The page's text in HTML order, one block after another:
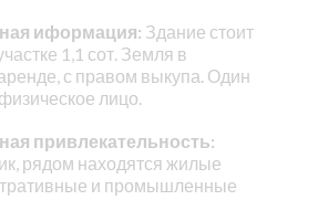
иформация: Здание стоит
1,1 сот. Земля в
с правом выкупа. Один
лицо.
привлекательность:
рядом находятся жилые
и промышленные